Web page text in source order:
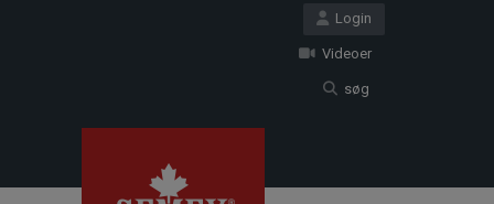
Login
Videoer
søg